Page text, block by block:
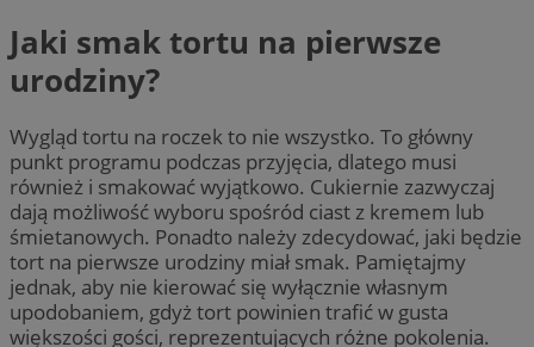
Jaki smak tortu na pierwsze
urodziny?
Wygląd tortu na roczek to nie wszystko. To główny
punkt programu podczas przyjęcia, dlatego musi
również i smakować wyjątkowo. Cukiernie zazwyczaj
dają możliwość wyboru spośród ciast z kremem lub
śmietanowych. Ponadto należy zdecydować, jaki będzie
tort na pierwsze urodziny miał smak. Pamiętajmy
jednak, aby nie kierować się wyłącznie własnym
upodobaniem, gdyż tort powinien trafić w gusta
większości gości, reprezentujących różne pokolenia.